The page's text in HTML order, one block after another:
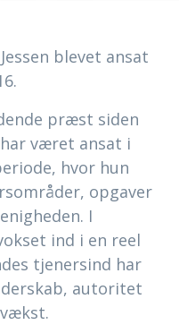
blevet ansat
præst siden
været ansat i
hvor hun
opgaver
I
ind i en reel
tjenersind har
autoritet